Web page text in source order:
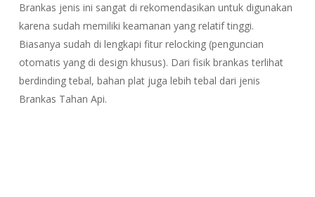
Brankas jenis ini sangat di rekomendasikan untuk digunakan
karena sudah memiliki keamanan yang relatif tinggi.
Biasanya sudah di lengkapi fitur relocking (penguncian
otomatis yang di design khusus). Dari fisik brankas terlihat
berdinding tebal, bahan plat juga lebih tebal dari jenis
Brankas Tahan Api.